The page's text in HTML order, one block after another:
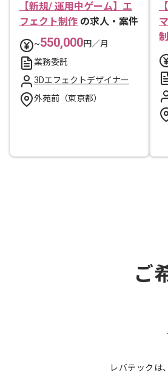
【新規/ 運用中ゲーム】エ
フェクト制作 の求人・案件
~550,000円／月
業務委託
3Dエフェクトデザイナー
外苑前（東京都）
ご
レバテックは